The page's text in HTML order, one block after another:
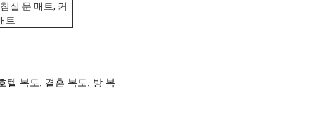
실 문 매트, 커
트
텔 복도, 결혼 복도, 방 복